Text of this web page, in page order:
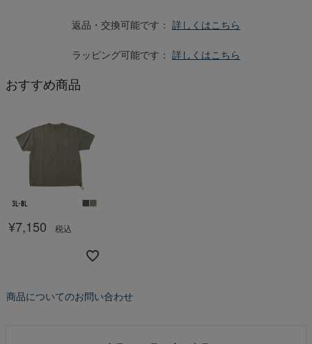
返品・交換可能です： 詳しくはこちら
ラッピング可能です： 詳しくはこちら
おすすめ商品
¥7,150 税込
商品についてのお問い合わせ